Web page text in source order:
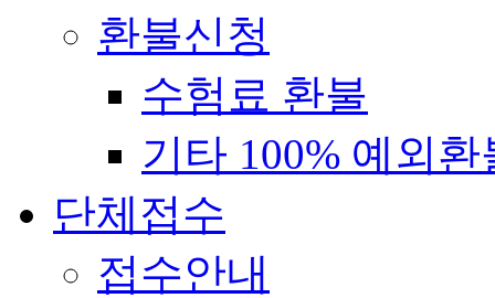
환불신청
수험료 환불
기타 100% 예외환
단체접수
접수안내